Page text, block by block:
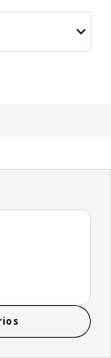
Total de